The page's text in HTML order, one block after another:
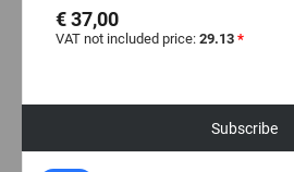
€ 37,00
VAT not included price: 29.13 *
Subscribe